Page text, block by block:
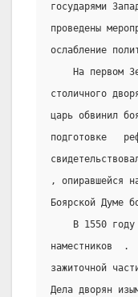
государями
проведены
ослабление
На первом
столичного
царь обвинил
подготовке
, опиравшейся
Боярской Думе
В 1550
наместников  .
зажиточной
Дела дворян